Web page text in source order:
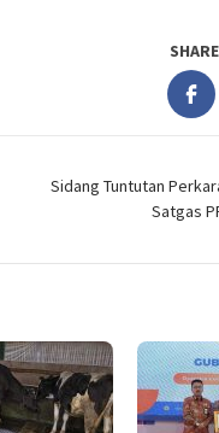
SHARE
Sidang Tuntutan
Satgas